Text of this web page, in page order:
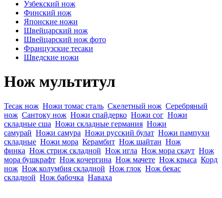
Узбекский нож
Финский нож
Японские ножи
Швейцарский нож
Швейцарский нож фото
Французские тесаки
Шведские ножи
Нож мультитул
Тесак нож Ножи томас сталь Скелетный нож Серебряный
нож Сантоку нож Ножи спайдерко Ножи сог Ножи
складные сша Ножи складные германия Ножи
самурай Ножи самура Ножи русский булат Ножи пампухи
складные Ножи мора Керамбит Нож шайтан Нож
финка Нож стриж складной Нож игла Нож мора скаут Нож
мора бушкрафт Нож кочергина Нож мачете Нож крыса Корд
нож Нож колумбия складной Нож глок Нож бекас
складной Нож бабочка Наваха